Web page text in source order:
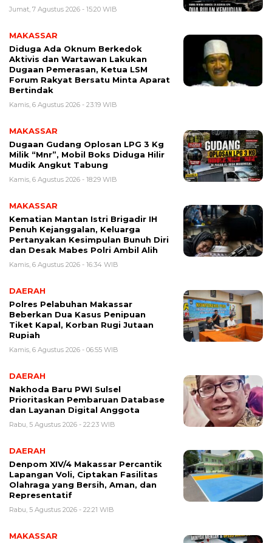
Jumat, 7 Agustus 2026 - 15:20 WIB
MAKASSAR
Diduga Ada Oknum Berkedok
Aktivis dan Wartawan Lakukan
Dugaan Pemerasan, Ketua LSM
Forum Rakyat Bersatu Minta Aparat
Bertindak
Kamis, 6 Agustus 2026 - 23:19 WIB
MAKASSAR
Dugaan Gudang Oplosan LPG 3 Kg
Milik “Mnr”, Mobil Boks Diduga Hilir
Mudik Angkut Tabung
Kamis, 6 Agustus 2026 - 18:29 WIB
MAKASSAR
Kematian Mantan Istri Brigadir IH
Penuh Kejanggalan, Keluarga
Pertanyakan Kesimpulan Bunuh Diri
dan Desak Mabes Polri Ambil Alih
Kamis, 6 Agustus 2026 - 16:34 WIB
DAERAH
Polres Pelabuhan Makassar
Beberkan Dua Kasus Penipuan
Tiket Kapal, Korban Rugi Jutaan
Rupiah
Kamis, 6 Agustus 2026 - 06:55 WIB
DAERAH
Nakhoda Baru PWI Sulsel
Prioritaskan Pembaruan Database
dan Layanan Digital Anggota
Rabu, 5 Agustus 2026 - 22:23 WIB
DAERAH
Denpom XIV/4 Makassar Percantik
Lapangan Voli, Ciptakan Fasilitas
Olahraga yang Bersih, Aman, dan
Representatif
Rabu, 5 Agustus 2026 - 22:21 WIB
MAKASSAR